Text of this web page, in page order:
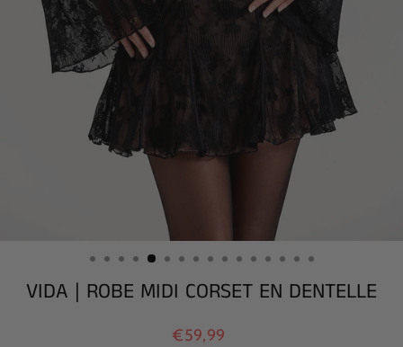
VIDA | ROBE MIDI CORSET EN DENTELLE
Prix
€59,99